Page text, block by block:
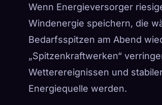
Wenn Energieversorger
Windenergie speichern, die
Bedarfsspitzen am Abend
„Spitzenkraftwerken“
Wetterereignissen und
Energiequelle werden.